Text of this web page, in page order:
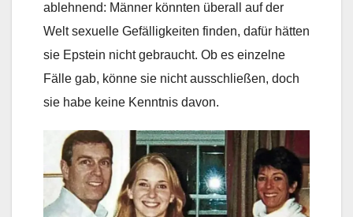
ablehnend: Männer könnten überall auf der
Welt sexuelle Gefälligkeiten finden, dafür hätten
sie Epstein nicht gebraucht. Ob es einzelne
Fälle gab, könne sie nicht ausschließen, doch
sie habe keine Kenntnis davon.